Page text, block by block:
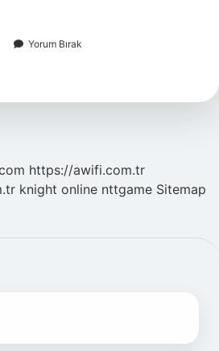
Yorum Bırak
https://awifi.com.tr
knight online nttgame Sitemap